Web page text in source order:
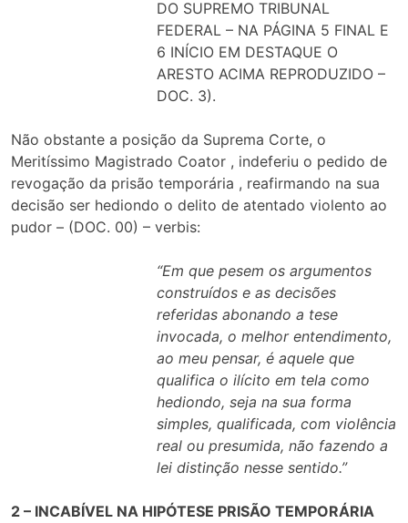
DO SUPREMO TRIBUNAL
FEDERAL – NA PÁGINA 5 FINAL E
6 INÍCIO EM DESTAQUE O
ARESTO ACIMA REPRODUZIDO –
DOC. 3).
Não obstante a posição da Suprema Corte, o
Meritíssimo Magistrado Coator , indeferiu o pedido de
revogação da prisão temporária , reafirmando na sua
decisão ser hediondo o delito de atentado violento ao
pudor – (DOC. 00) – verbis:
“Em que pesem os argumentos
construídos e as decisões
referidas abonando a tese
invocada, o melhor entendimento,
ao meu pensar, é aquele que
qualifica o ilícito em tela como
hediondo, seja na sua forma
simples, qualificada, com violência
real ou presumida, não fazendo a
lei distinção nesse sentido.”
2 – INCABÍVEL NA HIPÓTESE PRISÃO TEMPORÁRIA